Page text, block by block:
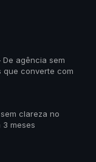
agência sem
que converte com
clareza no
3 meses